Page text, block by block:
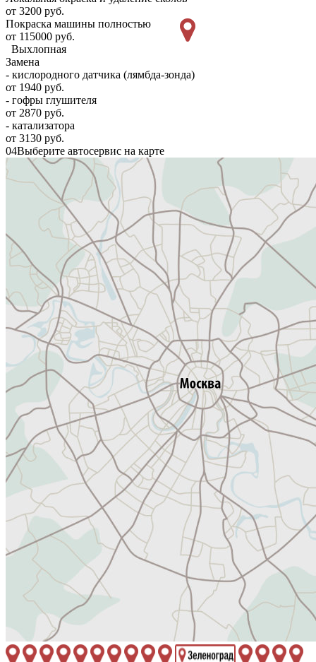
от 3200 руб.
Покраска машины полностью
от 115000 руб.
Выхлопная
Замена
- кислородного датчика (лямбда-зонда)
от 1940 руб.
- гофры глушителя
от 2870 руб.
- катализатора
от 3130 руб.
04Выберите автосервис на карте